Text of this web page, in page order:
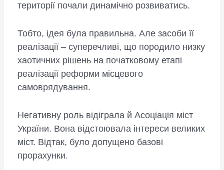
території почали динамічно розвиватись.
Тобто, ідея була правильна. Але засоби її
реалізації – суперечливі, що породило низку
хаотичних рішень на початковому етапі
реалізації реформи місцевого
самоврядування.
Негативну роль відіграла й Асоціація міст
України. Вона відстоювала інтереси великих
міст. Відтак, було допущено базові
прорахунки.